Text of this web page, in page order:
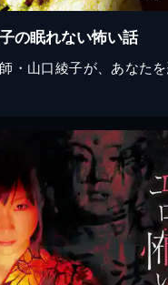
の眠れない怖い話
・山口綾子が、あなた